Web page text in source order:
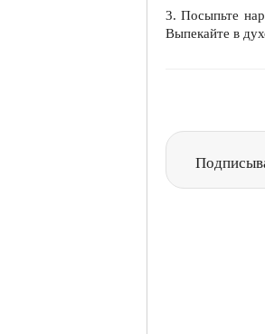
3. Посыпьте
Выпекайте в